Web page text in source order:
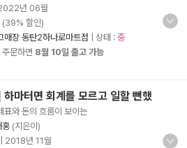
년 06월
(39% 할인)
매장 동탄2하나로마트점 | 상태 : 중
주문하면 8월 10일 출고 가능
마터면 회계를 모르고 일할 뻔했
표와 돈의 흐름이 보이는
홍 (지은이)
2018년 11월